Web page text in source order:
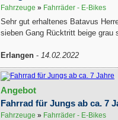
Fahrzeuge » Fahrräder - E-Bikes
Sehr gut erhaltenes Batavus
sieben Gang Rücktritt beige grau
Erlangen - 14.02.2022
Angebot
Fahrrad für Jungs ab ca. 7
Fahrzeuge » Fahrräder - E-Bikes